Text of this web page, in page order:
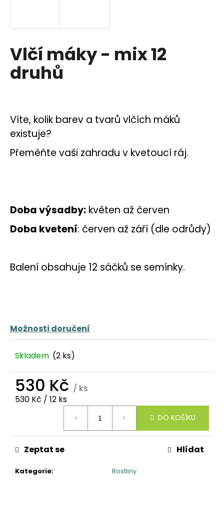
Vlčí máky - mix 12
druhů
Víte, kolik barev a tvarů vlčích máků
existuje?
Přeměňte vaši zahradu v kvetoucí ráj.
Doba výsadby: květen až červen
Doba kvetení: červen až září (dle odrůdy)
Balení obsahuje 12 sáčků se semínky.
Možnosti doručení
Skladem (2 ks)
530 Kč / ks
Měrná
530 Kč / 12 ks
DO KOŠÍKU
Kategorie: Rostliny
Zeptat se Hlídat
j
t
?
HLEDAT
D
r
u
č
m